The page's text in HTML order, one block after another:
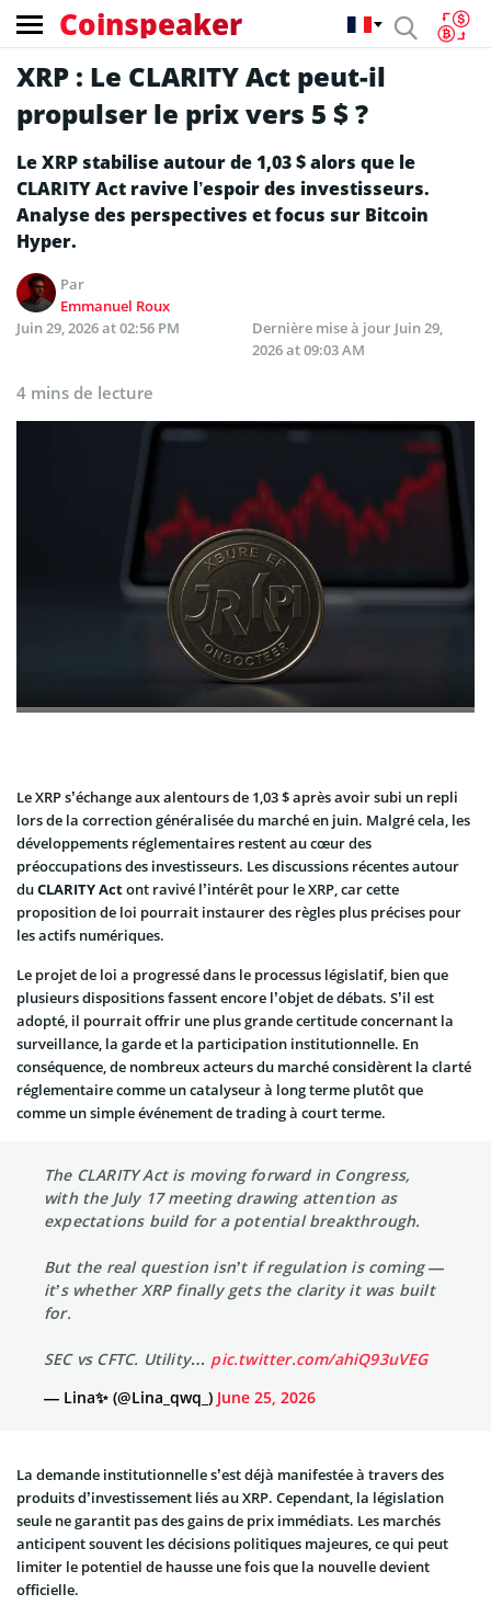
Coinspeaker
XRP : Le CLARITY Act peut-il
propulser le prix vers 5 $ ?
Le XRP stabilise autour de 1,03 $ alors que le
CLARITY Act ravive l’espoir des investisseurs.
Analyse des perspectives et focus sur Bitcoin
Hyper.
Par
Emmanuel Roux
Juin 29, 2026 at 02:56 PM
Dernière mise à jour Juin 29,
2026 at 09:03 AM
4 mins de lecture
Le XRP s’échange aux alentours de 1,03 $ après avoir subi un repli
lors de la correction généralisée du marché en juin. Malgré cela, les
développements réglementaires restent au cœur des
préoccupations des investisseurs. Les discussions récentes autour
duCLARITY Actont ravivé l’intérêt pour le XRP, car cette
proposition de loi pourrait instaurer des règles plus précises pour
les actifs numériques.
Le projet de loi a progressé dans le processus législatif, bien que
plusieurs dispositions fassent encore l’objet de débats. S’il est
adopté, il pourrait offrir une plus grande certitude concernant la
surveillance, la garde et la participation institutionnelle. En
conséquence, de nombreux acteurs du marché considèrent la clarté
réglementaire comme un catalyseur à long terme plutôt que
comme un simple événement de trading à court terme.
The CLARITY Act is moving forward in Congress,
with the July 17 meeting drawing attention as
expectations build for a potential breakthrough.
But the real question isn’t if regulation is coming —
it’s whether XRP finally gets the clarity it was built
for.
SEC vs CFTC. Utility… pic.twitter.com/ahiQ93uVEG
— Lina✨ (@Lina_qwq_) June 25, 2026
La demande institutionnelle s’est déjà manifestée à travers des
produits d’investissement liés au XRP. Cependant, la législation
seule ne garantit pas des gains de prix immédiats. Les marchés
anticipent souvent les décisions politiques majeures, ce qui peut
limiter le potentiel de hausse une fois que la nouvelle devient
officielle.